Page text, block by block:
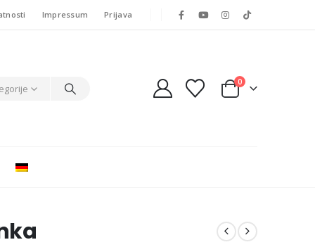
Impressum Prijava
0